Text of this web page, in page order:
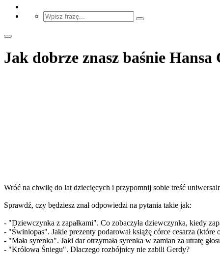
Jak dobrze znasz baśnie
Wróć na chwilę do lat dziecięcych i przypomnij sobie treść
Sprawdź, czy będziesz znał odpowiedzi na pytania takie jak:
- "Dziewczynka z zapałkami". Co zobaczyła dziewczynka, kiedy
- "Świniopas". Jakie prezenty podarował książę córce cesarza (które
- "Mała syrenka". Jaki dar otrzymała syrenka w zamian za utratę
- "Królowa Śniegu". Dlaczego rozbójnicy nie zabili Gerdy?